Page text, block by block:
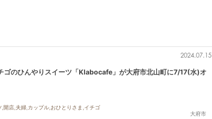
大府市
2024.07.15
ゴのひんやりスイーツ「Klabocafe」が大府市北山町に7/17(水)オ
,開店,夫婦,カップル,おひとりさま,イチゴ